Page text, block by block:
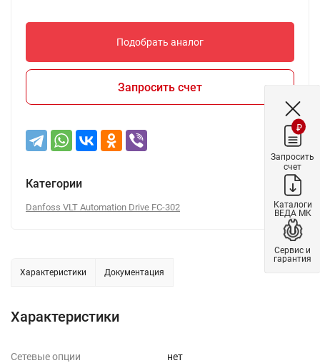
Подобрать аналог
Запросить счет
Категории
Danfoss VLT Automation Drive FC-302
Характеристики Документация
Характеристики
Сетевые опции нет
₽
Запросить
счет
Каталоги
ВЕДА МК
Сервис и
гарантия